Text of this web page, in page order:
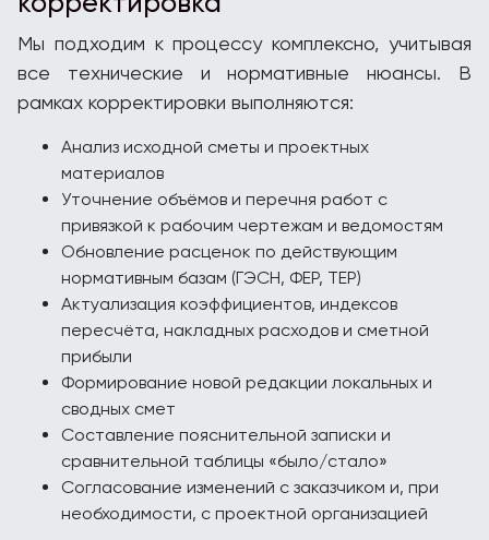
Мы подходим к процессу комплексно, учитывая
все технические и нормативные нюансы. В
рамках корректировки выполняются:
Анализ исходной сметы и проектных
материалов
Уточнение объёмов и перечня работ с
привязкой к рабочим чертежам и ведомостям
Обновление расценок по действующим
нормативным базам (ГЭСН, ФЕР, ТЕР)
Актуализация коэффициентов, индексов
пересчёта, накладных расходов и сметной
прибыли
Формирование новой редакции локальных и
сводных смет
Составление пояснительной записки и
сравнительной таблицы «было/стало»
Согласование изменений с заказчиком и, при
необходимости, с проектной организацией